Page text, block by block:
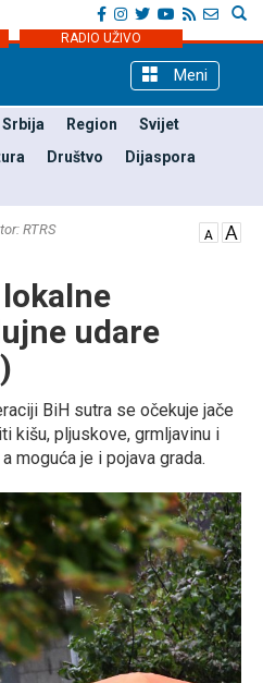
RADIO UŽIVO
Meni
Srbija Region
Svijet
Društvo
Dijaspora
RTRS
udare
BiH sutra se očekuje jače
kišu, pljuskove, grmljavinu i
moguća je i pojava grada.